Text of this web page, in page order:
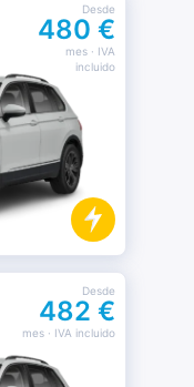
Desde
480 €
mes· IVA
incluido
Desde
482 €
mes· IVA incluido